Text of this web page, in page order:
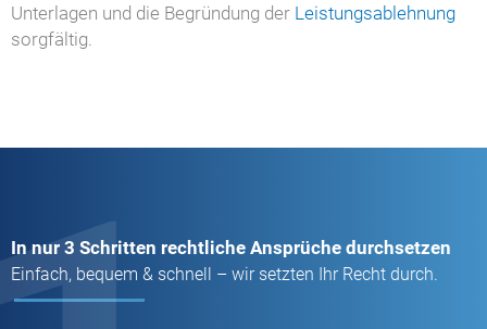
Unterlagen und die Begründung der Leistungsablehnung
sorgfältig.
In nur 3 Schritten rechtliche Ansprüche durchsetzen
Einfach, bequem & schnell – wir setzten Ihr Recht durch.